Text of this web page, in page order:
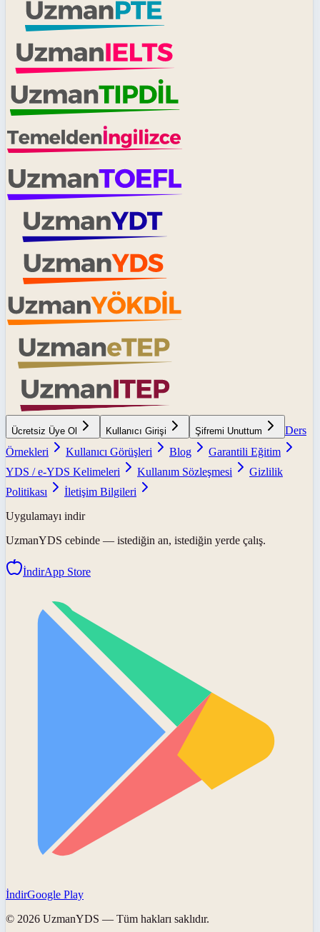
Ücretsiz Üye Ol Kullanıcı Girişi Şifremi Unuttum
Ders
Örnekleri
Kullanıcı Görüşleri Blog
Garantili Eğitim
YDS / e-YDS Kelimeleri
Kullanım Sözleşmesi
Gizlilik
Politikası
İletişim Bilgileri
Uygulamayı indir
UzmanYDS cebinde — istediğin an, istediğin yerde çalış.
İndirApp Store
İndirGoogle Play
© 2026 UzmanYDS — Tüm hakları saklıdır.